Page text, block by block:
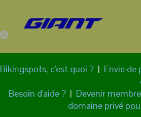
Bikingspots, c'est quoi ? | Envie
Besoin d'aide ?| Devenir membre
domaine privé